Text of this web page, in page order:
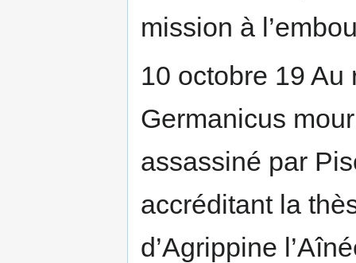
mission à
10 octobre 19 Au
Germanicus
assassiné par
accréditant la
d’Agrippine